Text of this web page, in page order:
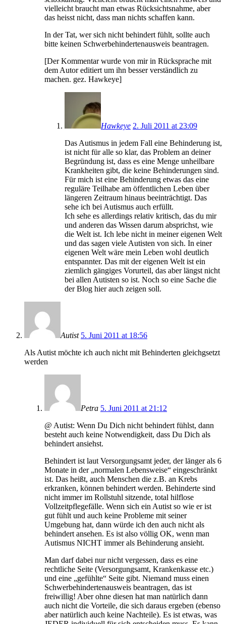
vielleicht braucht man etwas Rücksichtsnahme, aber
das heisst nicht, dass man nichts schaffen kann.
In der Tat, wer sich nicht behindert fühlt, sollte auch
bitte keinen Schwerbehindertenausweis beantragen.
[Der Kommentar wurde von mir in Rücksprache mit
dem Autor editiert um ihn besser verständlich zu
machen. gez. Hawkeye]
Hawkeye 2. Juli 2011 at 23:09
Das Autismus in jedem Fall eine Behinderung ist,
ist nicht für alle so klar, das Problem an deiner
Begründung ist, dass es eine Menge unheilbare
Krankheiten gibt, die keine Behinderungen sind.
Für mich ist eine Behinderung etwas das eine
reguläre Teilhabe am öffentlichen Leben über
längeren Zeitraum hinaus beeinträchtigt. Das
sehe ich bei Autismus auch erfüllt.
Ich sehe es allerdings relativ kritisch, das du mir
und anderen das Wissen darum absprichst, wie
die Welt ist. Ich lebe nicht in meiner eigenen Welt
und das sagen viele Autisten von sich. In einer
eigenen Welt wäre mein Leben wohl deutlich
entspannter. Das mit der eigenen Welt ist ein
ziemlich gängiges Vorurteil, das aber längst nicht
bei allen Autisten so ist. Noch so eine Sache die
der Blog hier auch zeigen soll.
Autist 5. Juni 2011 at 18:56
Als Autist möchte ich auch nicht mit Behinderten gleichgsetzt
werden
Petra 5. Juni 2011 at 21:12
@ Autist: Wenn Du Dich nicht behindert fühlst, dann
besteht auch keine Notwendigkeit, dass Du Dich als
behindert ansiehst.
Behindert ist laut Versorgungsamt jeder, der länger als 6
Monate in der „normalen Lebensweise“ eingeschränkt
ist. Das heißt, auch Menschen die z.B. an Krebs
erkranken, können behindert werden. Behinderte sind
nicht immer im Rollstuhl sitzende, total hilflose
Vollzeitpflegefälle. Wenn sich ein Autist so wie er ist
gut fühlt und auch keine Probleme mit seiner
Umgebung hat, dann würde ich den auch nicht als
behindert ansehen. Es ist also völlig OK, wenn man
Autismus NICHT immer als Behinderung ansieht.
Man darf dabei nur nicht vergessen, dass es eine
rechtliche Seite (Versorgungsamt, Krankenkasse etc.)
und eine „gefühlte“ Seite gibt. Niemand muss einen
Schwerbehindertenausweis beantragen, das ist
freiwillig! Aber ohne diesen hat man natürlich dann
auch nicht die Vorteile, die sich daraus ergeben (ebenso
aber natürlich auch keine Nachteile). Es ist etwas, was